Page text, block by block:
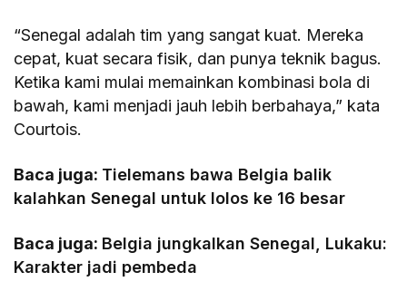
“Senegal adalah tim yang sangat kuat. Mereka
cepat, kuat secara fisik, dan punya teknik bagus.
Ketika kami mulai memainkan kombinasi bola di
bawah, kami menjadi jauh lebih berbahaya,” kata
Courtois.
Baca juga: Tielemans bawa Belgia balik
kalahkan Senegal untuk lolos ke 16 besar
Baca juga: Belgia jungkalkan Senegal, Lukaku:
Karakter jadi pembeda